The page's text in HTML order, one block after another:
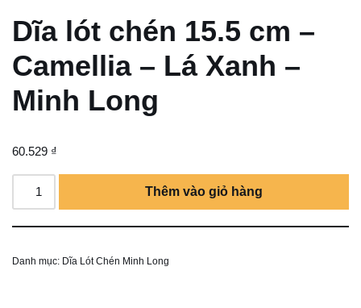
Dĩa lót chén 15.5 cm –
Camellia – Lá Xanh –
Minh Long
60.529 ₫
Thêm vào giỏ hàng
Danh mục: Dĩa Lót Chén Minh Long